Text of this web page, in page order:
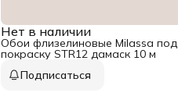
Нет в наличии
Обои флизелиновые Milassa под
покраску STR12 дамаск 10 м
Подписаться